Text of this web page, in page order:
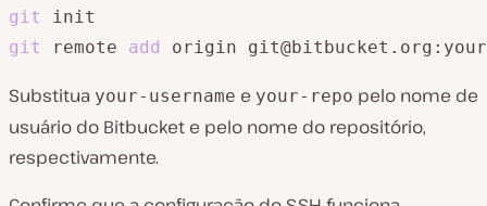
git
git
remote add origin
Substitua your-username e your-repo pelo nome de
usuário do Bitbucket e pelo nome do repositório,
respectivamente.